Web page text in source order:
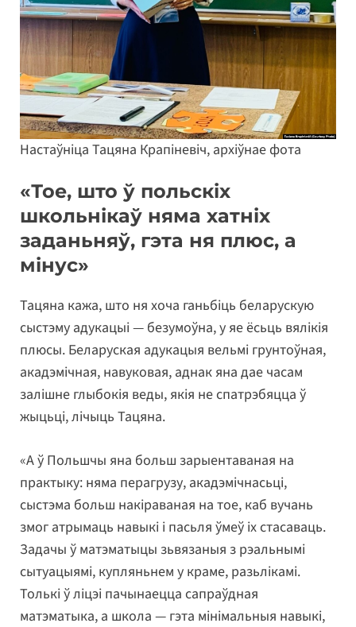
Настаўніца Тацяна Крапіневіч, архіўнае фота
«Тое, што ў польскіх
школьнікаў няма хатніх
заданьняў, гэта ня плюс, а
мінус»
Тацяна кажа, што ня хоча ганьбіць беларускую
сыстэму адукацыі — безумоўна, у яе ёсьць вялікія
плюсы. Беларуская адукацыя вельмі грунтоўная,
акадэмічная, навуковая, аднак яна дае часам
залішне глыбокія веды, якія не спатрэбяцца ў
жыцьці, лічыць Тацяна.
«А ў Польшчы яна больш зарыентаваная на
практыку: няма перагрузу, акадэмічнасьці,
сыстэма больш накіраваная на тое, каб вучань
змог атрымаць навыкі і пасьля ўмеў іх стасаваць.
Задачы ў матэматыцы зьвязаныя з рэальнымі
сытуацыямі, купляньнем у краме, разьлікамі.
Толькі ў ліцэі пачынаецца сапраўдная
матэматыка, а школа — гэта мінімальныя навыкі,